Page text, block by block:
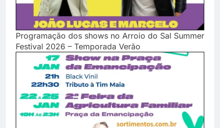
Programação dos shows no Arroio do Sal Summer
Festival 2026 – Temporada Verão